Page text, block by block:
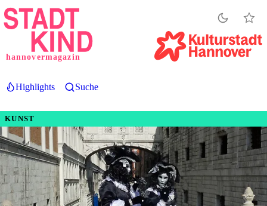
Direkt
zum
hannovermagazin
Highlights Suche
KUNST